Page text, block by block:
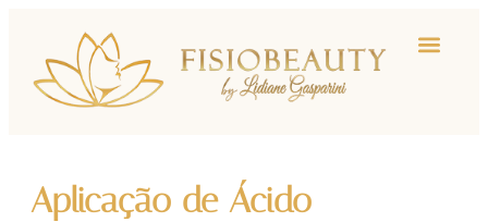
Aplicação de Ácido